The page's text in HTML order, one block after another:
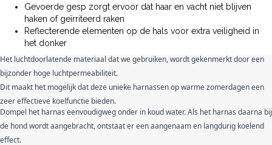
Gevoerde gesp zorgt ervoor dat haar en vacht niet blijven
haken of geïrriteerd raken
Reflecterende elementen op de hals voor extra veiligheid in
het donker
Het luchtdoorlatende materiaal dat we gebruiken, wordt gekenmerkt door een
bijzonder hoge luchtpermeabiliteit.
Dit maakt het mogelijk dat deze unieke harnassen op warme zomerdagen een
zeer effectieve koelfunctie bieden.
Dompel het harnas eenvoudigweg onder in koud water. Als het harnas daarna bij
de hond wordt aangebracht, ontstaat er een aangenaam en langdurig koelend
effect.